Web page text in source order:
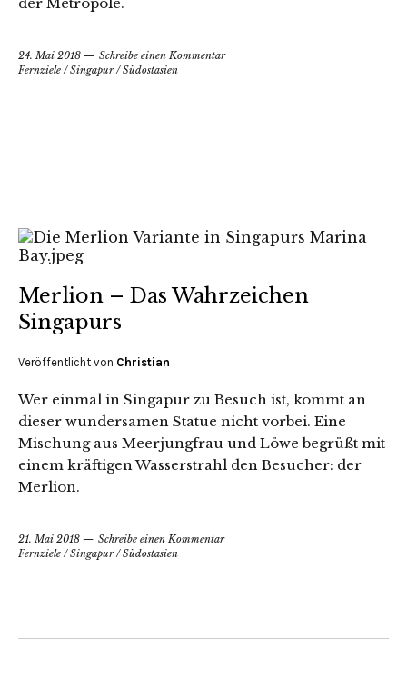
24. Mai 2018
Schreibe einen Kommentar
Fernziele /Singapur/Südostasien
Merlion – Das Wahrzeichen
Singapurs
Veröffentlicht von Christian
Wer einmal in Singapur zu Besuch ist, kommt an
dieser wundersamen Statue nicht vorbei. Eine
Mischung aus Meerjungfrau und Löwe begrüßt mit
einem kräftigen Wasserstrahl den Besucher: der
Merlion.
21. Mai 2018
Schreibe einen Kommentar
Fernziele /Singapur/Südostasien